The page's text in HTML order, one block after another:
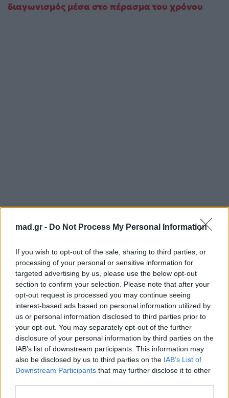
mad.gr - Do Not Process My Personal Information
If you wish to opt-out of the sale, sharing to third parties, or
processing of your personal or sensitive information for
targeted advertising by us, please use the below opt-out
section to confirm your selection. Please note that after your
opt-out request is processed you may continue seeing
interest-based ads based on personal information utilized by
us or personal information disclosed to third parties prior to
your opt-out. You may separately opt-out of the further
disclosure of your personal information by third parties on the
IAB’s list of downstream participants. This information may
also be disclosed by us to third parties on the IAB’s List of
Downstream Participants that may further disclose it to other
διαγωνισμός μέσα στο πέρασμα του χρόνου